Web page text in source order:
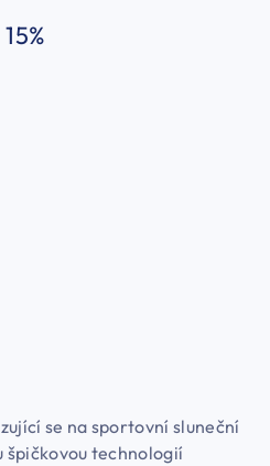
se na sportovní sluneční
špičkovou technologií